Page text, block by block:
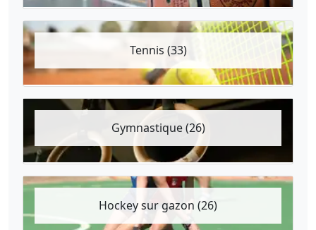
Tennis (33)
Gymnastique (26)
Hockey sur gazon (26)